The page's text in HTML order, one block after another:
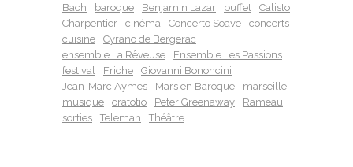
Bach baroque Benjamin Lazar buffet
Calisto
Charpentier
cinéma Concerto Soave
concerts
cuisine
Cyrano de Bergerac
ensemble La Rêveuse
Ensemble Les Passions
festival
Friche
Giovanni Bononcini
Jean-Marc Aymes
Mars en Baroque
marseille
musique
oratotio Peter Greenaway
Rameau
sorties
Teleman Théâtre